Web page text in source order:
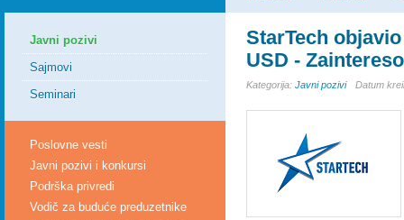
Javni pozivi
Sajmovi
Seminari
Poslovne vesti
Javni pozivi i konkursi
Podrška privredi
Vodič za buduće preduzetnike
StarTech
USD -
Kategorija: Javni pozivi Datum